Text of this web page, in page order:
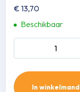
€ 13,70
Beschikbaar
In winkelmand